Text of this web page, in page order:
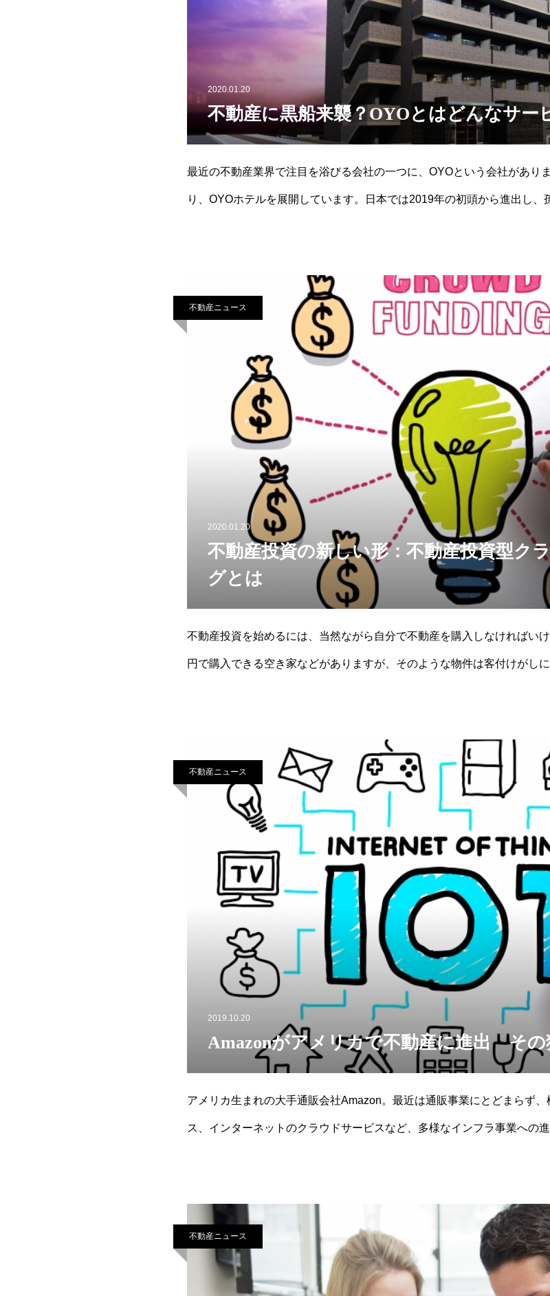
2020.01.20
不動産に黒船来襲？OYOとはどんなサー
最近の不動産業界で注目を浴びる会社の一つに、OYOという会社があり
り、OYOホテルを展開しています。日本では2019年の初頭から進出し
不動産ニュース
2020.01.20
不動産投資の新しい形：不動産投資型ク
グとは
不動産投資を始めるには、当然ながら自分で不動産を購入しなければい
円で購入できる空き家などがありますが、そのような物件は客付けがし
不動産ニュース
2019.10.20
Amazonがアメリカで不動産に進出 その
アメリカ生まれの大手通販会社Amazon。最近は通販事業にとどまらず
ス、インターネットのクラウドサービスなど、多様なインフラ事業への
不動産ニュース